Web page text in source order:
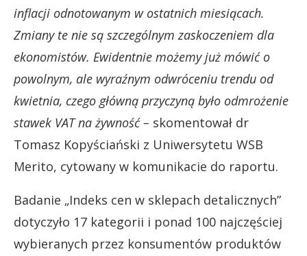
inflacji odnotowanym w ostatnich miesiącach.
Zmiany te nie są szczególnym zaskoczeniem dla
ekonomistów. Ewidentnie możemy już mówić o
powolnym, ale wyraźnym odwróceniu trendu od
kwietnia, czego główną przyczyną było odmrożenie
stawek VAT na żywność – skomentował dr
Tomasz Kopyściański z Uniwersytetu WSB
Merito, cytowany w komunikacie do raportu.
Badanie „Indeks cen w sklepach detalicznych”
dotyczyło 17 kategorii i ponad 100 najczęściej
wybieranych przez konsumentów produktów